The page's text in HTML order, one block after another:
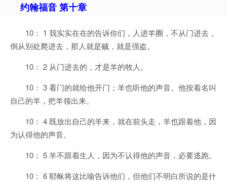
约翰福音 第十章
10： 1 我实实在在的告诉你们，人进羊圈，不从门进去，
倒从别处爬进去，那人就是贼，就是强盗。
10： 2 从门进去的，才是羊的牧人。
10： 3 看门的就给他开门；羊也听他的声音。他按着名叫
自己的羊，把羊领出来。
10： 4 既放出自己的羊来，就在前头走，羊也跟着他，因
为认得他的声音。
10： 5 羊不跟着生人，因为不认得他的声音，必要逃跑。
10： 6 耶稣将这比喻告诉他们，但他们不明白所说的是什